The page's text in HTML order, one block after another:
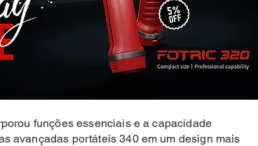
funções essenciais e a capacidade
avançadas portáteis 340 em um design mais